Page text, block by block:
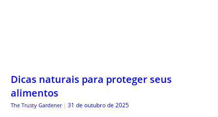
Dicas naturais para proteger seus
alimentos
The Trusty Gardener | 31 de outubro de 2025